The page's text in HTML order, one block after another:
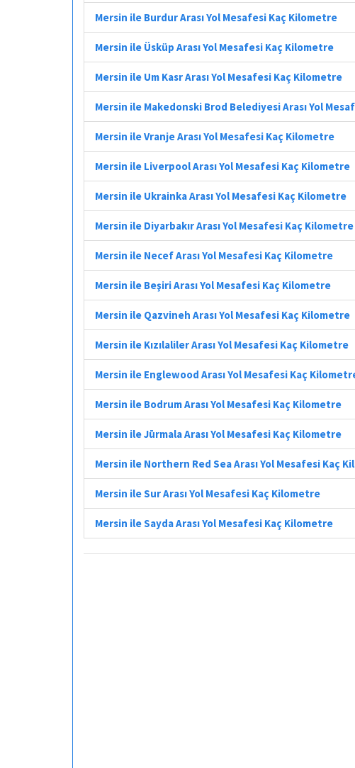
Mersin ile Burdur Arası Yol Mesafesi Kaç Kilometre
Mersin ile Üsküp Arası Yol Mesafesi Kaç Kilometre
Mersin ile Um Kasr Arası Yol Mesafesi Kaç Kilometre
Mersin ile Makedonski Brod Belediyesi Arası Yol
Mersin ile Vranje Arası Yol Mesafesi Kaç Kilometre
Mersin ile Liverpool Arası Yol Mesafesi Kaç Kilometre
Mersin ile Ukrainka Arası Yol Mesafesi Kaç Kilometre
Mersin ile Diyarbakır Arası Yol Mesafesi Kaç Kilometre
Mersin ile Necef Arası Yol Mesafesi Kaç Kilometre
Mersin ile Beşiri Arası Yol Mesafesi Kaç Kilometre
Mersin ile Qazvineh Arası Yol Mesafesi Kaç Kilometre
Mersin ile Kızılaliler Arası Yol Mesafesi Kaç Kilometre
Mersin ile Englewood Arası Yol Mesafesi Kaç
Mersin ile Bodrum Arası Yol Mesafesi Kaç Kilometre
Mersin ile Jūrmala Arası Yol Mesafesi Kaç Kilometre
Mersin ile Northern Red Sea Arası Yol Mesafesi Kaç
Mersin ile Sur Arası Yol Mesafesi Kaç Kilometre
Mersin ile Sayda Arası Yol Mesafesi Kaç Kilometre